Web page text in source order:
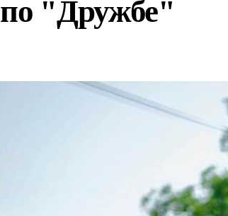
по "Дружбе"